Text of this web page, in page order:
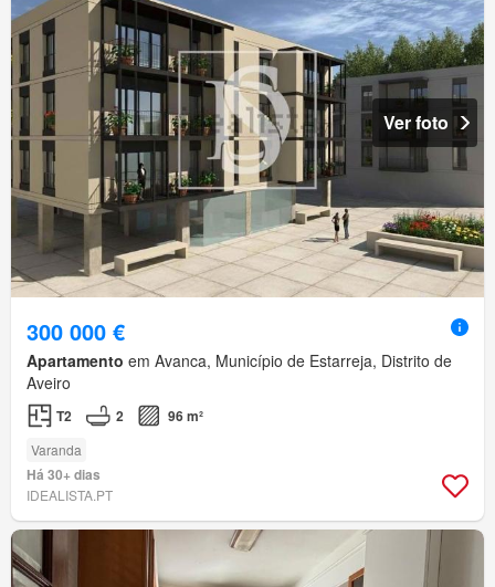
Ver foto
300 000 €
Apartamento em Avanca, Município de Estarreja, Distrito de
Aveiro
T2 2 96 m²
Varanda
Há 30+ dias
IDEALISTA.PT